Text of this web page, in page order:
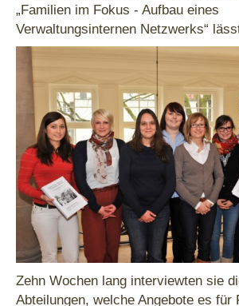
„Familien im Fokus - Aufbau eines
Verwaltungsinternen Netzwerks“
Zehn Wochen lang interviewten sie
Abteilungen, welche Angebote es für